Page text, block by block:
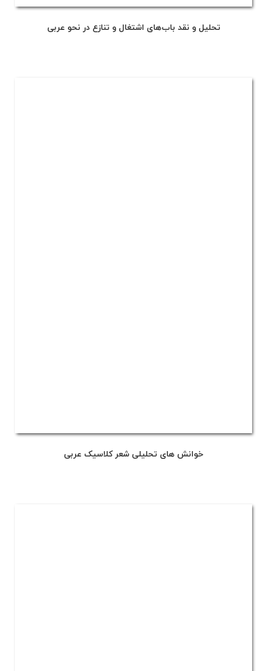
تحلیل و نقد باب‌های اشتغال و تنازع در نحو عربی
خوانش های تحلیلی شعر کلاسیک عربی